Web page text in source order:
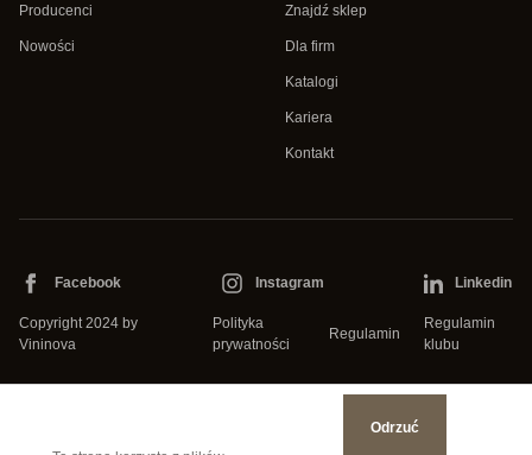
Producenci
Nowości
Znajdź sklep
Dla firm
Katalogi
Kariera
Kontakt
Copyright 2024 by
Vininova
Polityka
prywatności
Regulamin
Regulamin
klubu
Facebook Instagram Linkedin
Odrzuć